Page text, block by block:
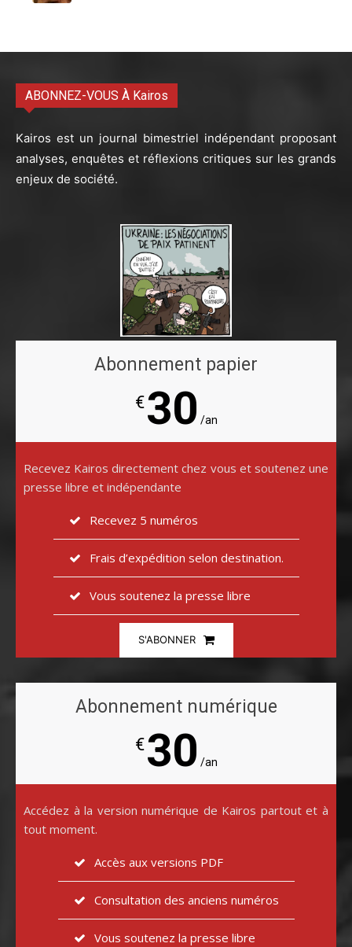
ABONNEZ-VOUS À Kairos
Kairos est un journal bimestriel indépendant proposant
analyses, enquêtes et réflexions critiques sur les grands
enjeux de société.
Abonnement papier
€30 /an
Recevez Kairos directement chez vous et soutenez une
presse libre et indépendante
Recevez 5 numéros
Frais d’expédition selon destination.
Vous soutenez la presse libre
S'ABONNER
Abonnement numérique
€30 /an
Accédez à la version numérique de Kairos partout et à
tout moment.
Accès aux versions PDF
Consultation des anciens numéros
Vous soutenez la presse libre